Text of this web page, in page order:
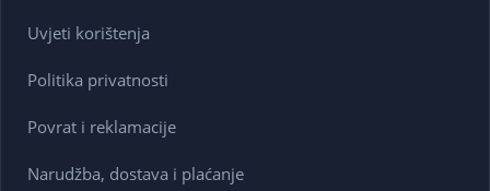
Uvjeti korištenja
Politika privatnosti
Povrat i reklamacije
Narudžba, dostava i plaćanje